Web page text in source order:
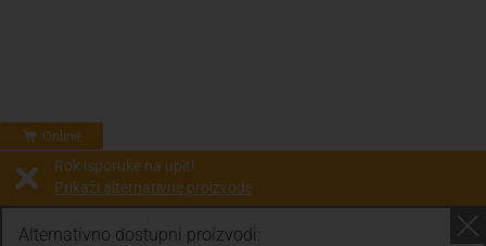
Online
Alternativno dostupni proizvodi:
Rok isporuke na upit!
Prikaži alternativne proizvode
Prodaja i slanje od: Architektengruppe S71 d.o.o.